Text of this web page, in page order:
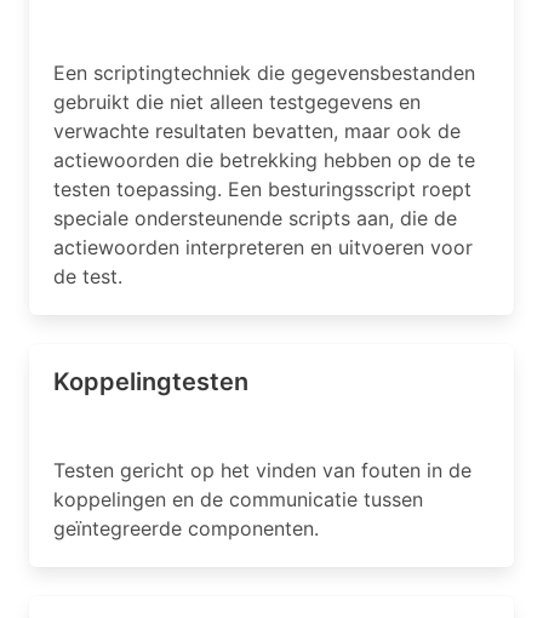
Een scriptingtechniek die gegevensbestanden
gebruikt die niet alleen testgegevens en
verwachte resultaten bevatten, maar ook de
actiewoorden die betrekking hebben op de te
testen toepassing. Een besturingsscript roept
speciale ondersteunende scripts aan, die de
actiewoorden interpreteren en uitvoeren voor
de test.
Koppelingtesten
Testen gericht op het vinden van fouten in de
koppelingen en de communicatie tussen
geïntegreerde componenten.